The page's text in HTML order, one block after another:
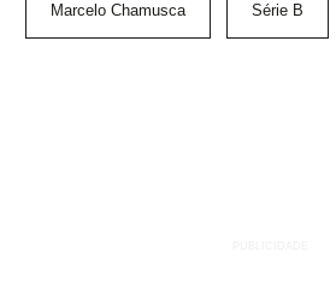
Marcelo Chamusca Série B